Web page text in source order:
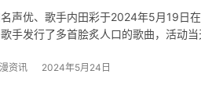
声优、歌手内田彩于2024年5月19日
手发行了多首脍炙人口的歌曲，活动
资讯 2024年5月24日